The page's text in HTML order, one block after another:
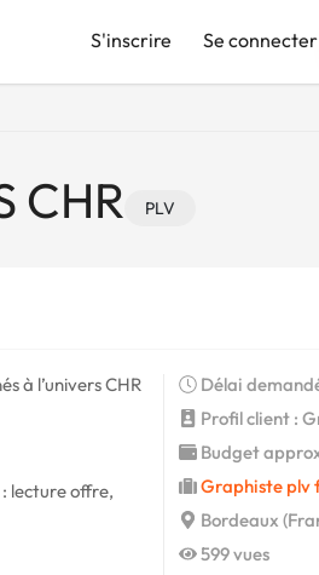
S'inscrire Se connecter
CHR PLV
à l’univers CHR
lecture offre,
Délai
Profil client :
Budget
Graphiste plv
Bordeaux
599 vues